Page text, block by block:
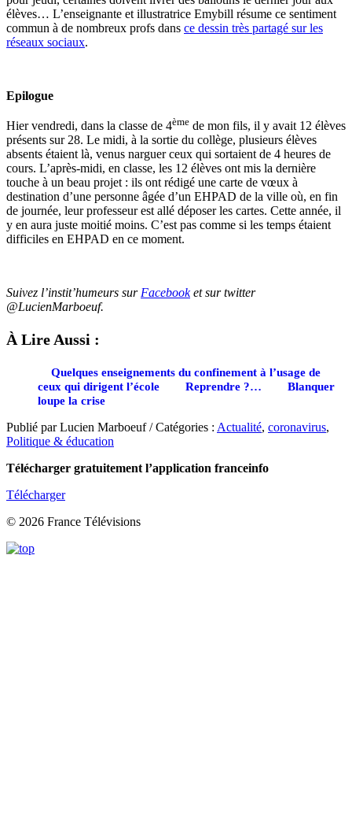
élèves… L’enseignante et illustratrice Emybill résume ce sentiment
commun à de nombreux profs dans ce dessin très partagé sur les
réseaux sociaux.
Epilogue
Hier vendredi, dans la classe de 4ème de mon fils, il y avait 12 élèves
présents sur 28. Le midi, à la sortie du collège, plusieurs élèves
absents étaient là, venus narguer ceux qui sortaient de 4 heures de
cours. L’après-midi, en classe, les 12 élèves ont mis la dernière
touche à un beau projet : ils ont rédigé une carte de vœux à
destination d’une personne âgée d’un EHPAD de la ville où, en fin
de journée, leur professeur est allé déposer les cartes. Cette année, il
y en aura juste moitié moins. C’est pas comme si les temps étaient
difficiles en EHPAD en ce moment.
Suivez l’instit’humeurs sur Facebooket sur twitter
@LucienMarboeuf.
À Lire Aussi :
Quelques enseignements du confinement à l’usage de
ceux qui dirigent l’école
Reprendre ?…
Blanquer
loupe la crise
Publié par Lucien Marboeuf / Catégories : Actualité, coronavirus,
Politique & éducation
Télécharger gratuitement l’application franceinfo
Télécharger
© 2026 France Télévisions